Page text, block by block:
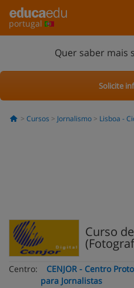
portugal
Quer saber mais
Solicite
Cursos Jornalismo Lisboa -
Curso
Centro:
CENJOR - Centro
para Jornalistas